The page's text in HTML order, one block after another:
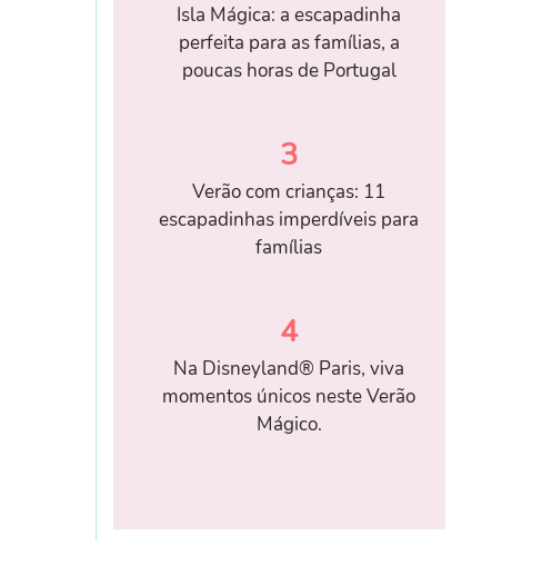
Isla Mágica: a escapadinha
perfeita para as famílias, a
poucas horas de Portugal
3
Verão com crianças: 11
escapadinhas imperdíveis para
famílias
4
Na Disneyland® Paris, viva
momentos únicos neste Verão
Mágico.